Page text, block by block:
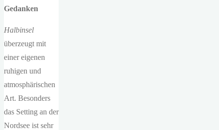
Gedanken
Halbinsel
überzeugt mit
einer eigenen
ruhigen und
atmosphärischen
Art. Besonders
das Setting an der
Nordsee ist sehr